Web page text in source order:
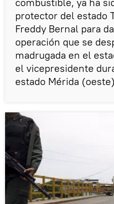
protector del estado
Freddy Bernal para
operación que se
madrugada en el
el vicepresidente
estado Mérida